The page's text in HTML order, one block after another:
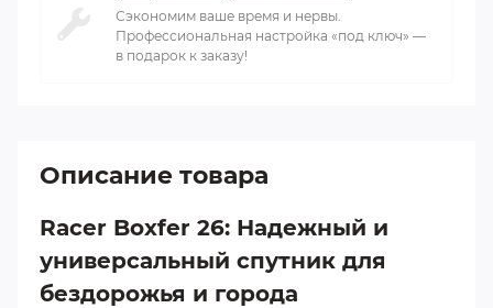
Сэкономим ваше время и нервы.
Профессиональная настройка «под ключ» —
в подарок к заказу!
Описание товара
Racer Boxfer 26: Надежный и
универсальный спутник для
бездорожья и города